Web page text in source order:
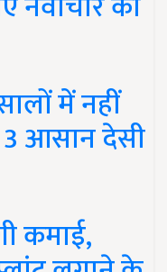
में नहीं
आसान देसी
कमाई,